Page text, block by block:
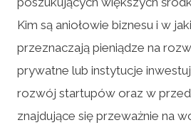
Kim są aniołowie biznesu i w
przeznaczają pieniądze na
prywatne lub instytucje
rozwój startupów oraz w
znajdujące się przeważnie na